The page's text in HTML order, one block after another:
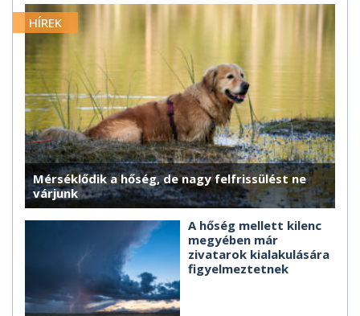
HÍREK
Mérséklődik a hőség, de nagy felfrissülést ne
várjunk
A hőség mellett kilenc
megyében már
zivatarok kialakulására
figyelmeztetnek